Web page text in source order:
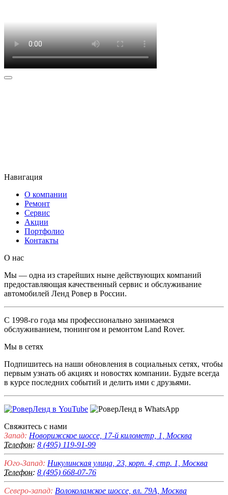
Навигация
О компании
Ремонт
Сервис
Акции
Портфолио
Контакты
O нас
Мы — одна из старейших ныне действующих компаний
предоставляющая качественный сервис и обслуживание
автомобилей Ленд Ровер в России.
С 1998-го года мы профессионально занимаемся
обслуживанием, тюнингом и ремонтом Land Rover.
Мы в сетях
Подпишитесь на наши обновления в социальных сетях, чтобы
первым узнать об акциях и новостях компании. Будьте всегда
в курсе последних событий и делить ими с друзьями.
Свяжитесь с нами
Запад: Новорижское шоссе, 17-й километр, 1, Москва
Телефон: 8 (495) 119-91-99
Юго-Запад: Никулинская улица, 23, корп. 4, стр. 1, Москва
Телефон: 8 (495) 668-07-76
Северо-запад: Волоколамское шоссе, вл. 79А, Москва